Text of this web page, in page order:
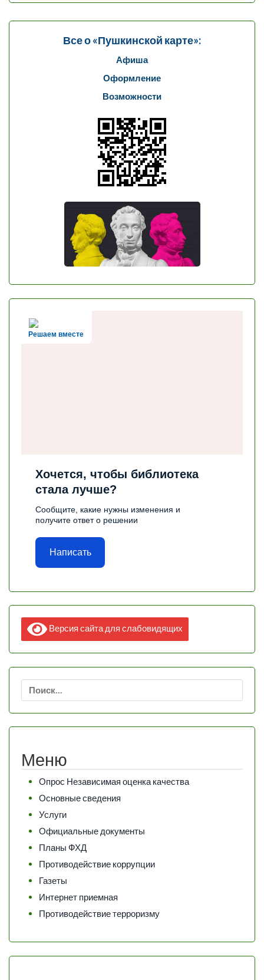
Все о «Пушкинской карте»:
Афиша
Оформление
Возможности
Решаем вместе
Хочется, чтобы библиотека
стала лучше?
Сообщите, какие нужны изменения и
получите ответ о решении
Написать
Версия сайта для слабовидящих
Меню
Опрос Независимая оценка качества
Основные сведения
Услуги
Официальные документы
Планы ФХД
Противодействие коррупции
Газеты
Интернет приемная
Противодействие терроризму